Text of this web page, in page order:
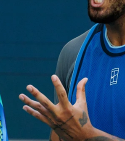
Linkedin
la
hora